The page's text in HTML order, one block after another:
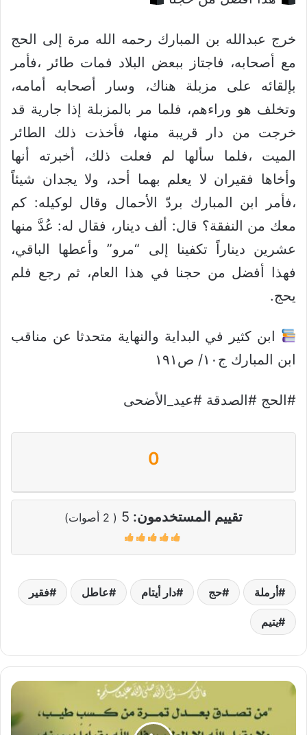
خرج عبدالله بن المبارك رحمه الله مرة إلى الحج
مع أصحابه، فاجتاز ببعض البلاد فمات طائر ،فأمر
بإلقائه على مزبلة هناك، وسار أصحابه أمامه،
وتخلف هو وراءهم، فلما مر بالمزبلة إذا جارية قد
خرجت من دار قريبة منها، فأخذت ذلك الطائر
الميت ،فلما سألها لم فعلت ذلك، أخبرته أنها
وأخاها فقيران لا يعلم بهما أحد، ولا يجدان شيئاً
،فأمر ابن المبارك بردّ الأحمال وقال لوكيله: كم
معك من النفقة؟ قال: ألف دينار، فقال له: عُدَّ منها
عشرين ديناراً تكفينا إلى “مرو” وأعطها الباقي،
فهذا أفضل من حجنا في هذا العام، ثم رجع فلم
يحج.
ابن كثير في البداية والنهاية متحدثا عن مناقب
ابن المبارك ج١٠/ ص١٩١
#الحج #الصدقة #عيد_الأضحى
0
تقييم المستخدمون: 5
(
2 أصوات)
أرملة حج دار أيتام عاطل فقير
يتيم
أجر